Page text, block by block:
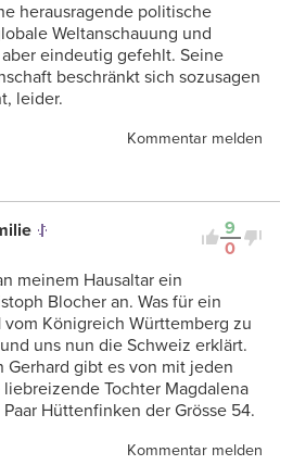
herausragende politische
Weltanschauung und
eindeutig gefehlt. Seine
beschränkt sich sozusagen
leider.
Kommentar melden
9
0
meinem Hausaltar ein
Blocher an. Was für ein
vom Königreich Württemberg zu
uns nun die Schweiz erklärt.
gibt es von mit jeden
Tochter Magdalena
Hüttenfinken der Grösse 54.
Kommentar melden